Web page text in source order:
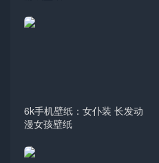
6k手机壁纸：女仆装 长发动
漫女孩壁纸